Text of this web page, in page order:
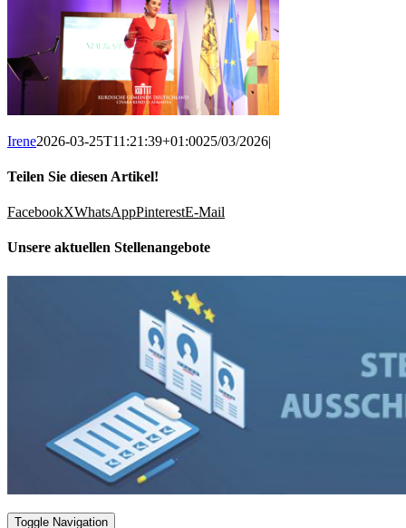
Irene2026-03-25T11:21:39+01:0025/03/2026|
Teilen Sie diesen Artikel!
FacebookXWhatsAppPinterestE-Mail
Unsere aktuellen Stellenangebote
Toggle Navigation